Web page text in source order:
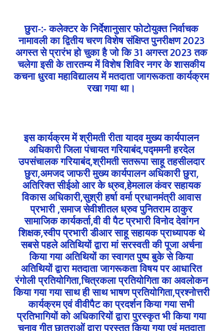
छुरा-:- कलेक्टर के निर्देशानुसार फोटोयुक्त निर्वाचक
नामावली का द्वितीय चरण विशेष संक्षिप्त पुनरीक्षण 2023
अगस्त से प्रारंभ हो चुका है जो कि 31 अगस्त 2023 तक
चलेगा इसी के तारतम्य में विशेष शिविर नगर के शासकीय
कचना धुरवा महाविद्यालय में मतदाता जागरूकता कार्यक्रम
रखा गया था।
इस कार्यक्रम में श्रीमती रीता यादव मुख्य कार्यपालन
अधिकारी जिला पंचायत गरियाबंद,पद्ममनी हरदेल
उपसंचालक गरियाबंद,श्रीमती सतरूपा साहू तहसीलदार
छुरा,अमजद जाफरी मुख्य कार्यपालन अधिकारी छुरा,
अतिरिक्त सीईओ आर के ध्रुव,हेमलाल कंवर सहायक
विकास अधिकारी,सुश्री हर्षा वर्मा प्रधानमंत्री आवास
प्रभारी ,समाज सेवीशीतल ध्रुव पुनितराम ठाकुर
सामाजिक कार्यकर्ता,वी वी पैट प्रभारी विनोद देवांगन
शिक्षक,स्वीप प्रभारी डीआर साहू सहायक प्राध्यापक थे
सबसे पहले अतिथियों द्वारा मां सरस्वती की पूजा अर्चना
किया गया अतिथियों का स्वागत पुष्प बुके से किया
अतिथियों द्वारा मतदाता जागरूकता विषय पर आधारित
रंगोली प्रतियोगिता,चित्रकला प्रतियोगिता का अवलोकन
किया गया गया साथ ही साथ भाषण प्रतियोगिता,प्रश्नोत्तरी
कार्यक्रम एवं वीवीपैट का प्रदर्शन किया गया सभी
प्रतिभागियों को अधिकारियों द्वारा पुरस्कृत भी किया गया
चुनाव गीत छात्राओं द्वारा प्रस्तुत किया गया एवं मतदाता